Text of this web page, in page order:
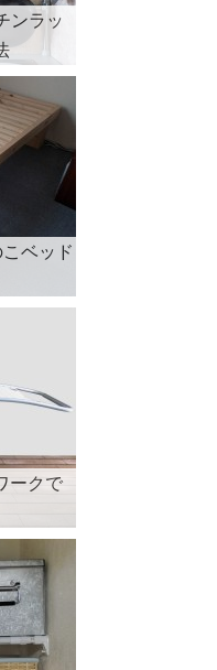
ンラッ
ベッド
ークで